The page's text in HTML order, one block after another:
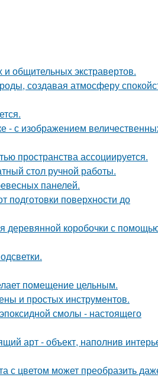
общительных экстравертов.
создавая атмосферу
- с изображением
пространства ассоциируется.
стол ручной работы.
панелей.
подготовки поверхности до
деревянной коробочки с
помещение цельным.
и простых инструментов.
смолы - настоящего
арт - объект, наполнив
с цветом может преобразить